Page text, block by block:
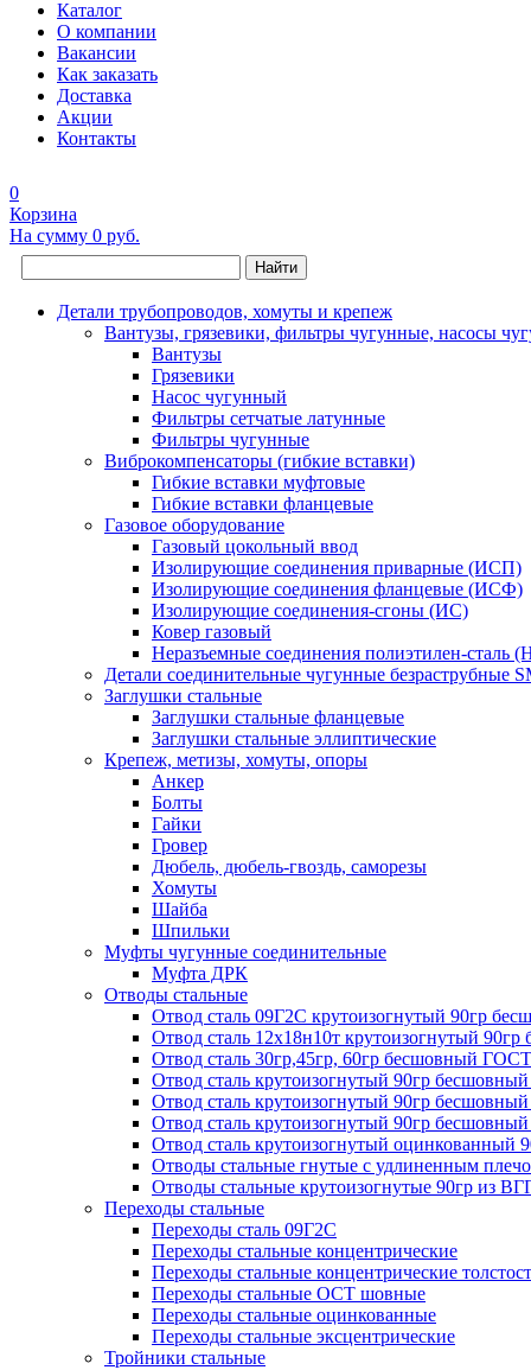
Каталог
О компании
Вакансии
Как заказать
Доставка
Акции
Контакты
0
Корзина
На сумму 0 руб.
Найти
Детали трубопроводов, хомуты и крепеж
Вантузы, грязевики, фильтры чугунные, насосы
Вантузы
Грязевики
Насос чугунный
Фильтры сетчатые латунные
Фильтры чугунные
Виброкомпенсаторы (гибкие вставки)
Гибкие вставки муфтовые
Гибкие вставки фланцевые
Газовое оборудование
Газовый цокольный ввод
Изолирующие соединения приварные (ИСП)
Изолирующие соединения фланцевые (ИСФ)
Изолирующие соединения-сгоны (ИС)
Ковер газовый
Неразъемные соединения полиэтилен-сталь
Детали соединительные чугунные безраструбные
Заглушки стальные
Заглушки стальные фланцевые
Заглушки стальные эллиптические
Крепеж, метизы, хомуты, опоры
Анкер
Болты
Гайки
Гровер
Дюбель, дюбель-гвоздь, саморезы
Хомуты
Шайба
Шпильки
Муфты чугунные соединительные
Муфта ДРК
Отводы стальные
Отвод сталь 09Г2С крутоизогнутый 90гр
Отвод сталь 12х18н10т крутоизогнутый
Отвод сталь 30гр,45гр, 60гр бесшовный
Отвод сталь крутоизогнутый 90гр
Отвод сталь крутоизогнутый 90гр
Отвод сталь крутоизогнутый 90гр
Отвод сталь крутоизогнутый оцинкованный
Отводы стальные гнутые с удлиненным
Отводы стальные крутоизогнутые 90гр из
Переходы стальные
Переходы сталь 09Г2С
Переходы стальные концентрические
Переходы стальные концентрические
Переходы стальные ОСТ шовные
Переходы стальные оцинкованные
Переходы стальные эксцентрические
Тройники стальные